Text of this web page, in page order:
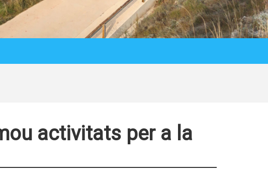
activitats per a la